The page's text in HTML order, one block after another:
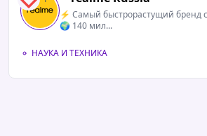
⚡️ Самый быстрорастущий бренд
🌍 140 мил...
НАУКА И ТЕХНИКА